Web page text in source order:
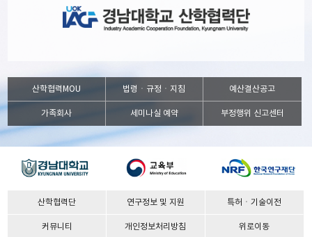
산학협력MOU 법령ㆍ규정ㆍ지침 예산결산공고
가족회사 세미나실 예약 부정행위 신고센터
산학협력단 연구정보 및 지원 특허ㆍ기술이전
커뮤니티 개인정보처리방침 위로이동